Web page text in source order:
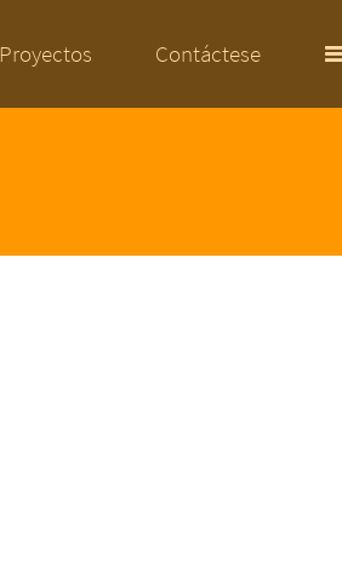
Proyectos Contáctese